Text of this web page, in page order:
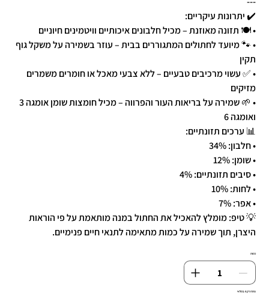
✔️ יתרונות עיקריים:
• 🍽️ תזונה מאוזנת – מכיל חלבונים איכותיים וויטמינים חיוניים
• 🐾 מיועד לחתולים המתגוררים בבית – עוזר בשמירה על משקל גוף
תקין
• ✅ עשוי מרכיבים טבעיים – ללא צבעי מאכל או חומרים משמרים
מזיקים
• 🌱 שמירה על בריאות העור והפרווה – מכיל חומצות שומן אומגה 3
ואומגה 6
📊 ערכים תזונתיים:
• חלבון: 34%
• שומן: 12%
• סיבים תזונתיים: 4%
• לחות: 10%
• אפר: 7%
💡 טיפ: מומלץ להאכיל את החתול במנה מותאמת על פי הוראות
היצרן, תוך שמירה על כמות מתאימה לתנאי חיים פנימיים.
כמות
נותרו רק 6 במלאי